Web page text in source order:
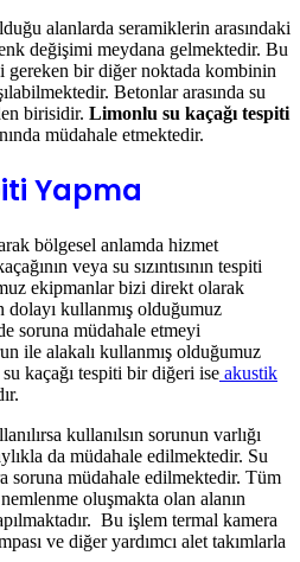
alanlarda seramiklerin arasındaki
değişimi meydana gelmektedir. Bu
gereken bir diğer noktada kombinin
Betonlar arasında su
birisidir. Limonlu su kaçağı tespiti
müdahale etmektedir.
Yapma
bölgesel anlamda hizmet
veya su sızıntısının tespiti
ekipmanlar bizi direkt olarak
kullanmış olduğumuz
soruna müdahale etmeyi
ile alakalı kullanmış olduğumuz
kaçağı tespiti bir diğeri ise akustik
kullanılsın sorunun varlığı
da müdahale edilmektedir. Su
soruna müdahale edilmektedir. Tüm
oluşmakta olan alanın
Bu işlem termal kamera
ve diğer yardımcı alet takımlarla